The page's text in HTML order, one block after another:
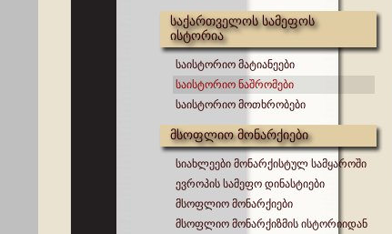
საქართველოს სამეფოს
ისტორია
საისტორიო მატიანეები
საისტორიო ნაშრომები
საისტორიო მოთხრობები
მსოფლიო მონარქიები
სიახლეები მონარქისტულ სამყაროში
ევროპის სამეფო დინასტიები
მსოფლიო მონარქიები
მსოფლიო მონარქიზმის ისტორიიდან